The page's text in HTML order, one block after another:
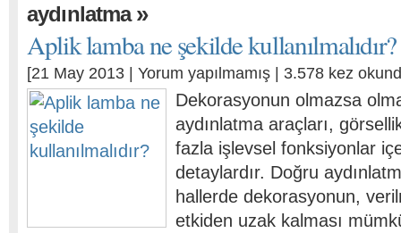
aydınlatma»
Aplik lamba ne şekilde kullanılmalıdır?
[21 May 2013 | Yorum yapılmamış | 3.578 kez
Dekorasyonun olmazsa
aydınlatma araçları,
fazla işlevsel fonksiyonlar
detaylardır. Doğru
hallerde dekorasyonun,
etkiden uzak kalması